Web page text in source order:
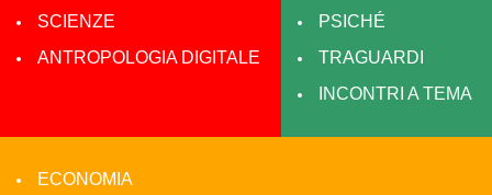
SCIENZE
ANTROPOLOGIA DIGITALE
PSICHÉ
TRAGUARDI
INCONTRI A TEMA
ECONOMIA